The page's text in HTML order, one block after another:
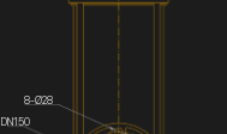
DN150
8-Ø28